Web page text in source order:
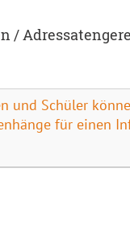
/
und Schüler
für einen